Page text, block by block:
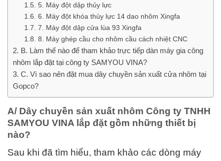
5. Máy đột dập thủy lực
6. Máy đột khóa thủy lực 14 dao nhôm Xingfa
7. Máy đột dập cửa lùa 93 Xingfa
8. Máy ghép cầu cho nhôm cầu cách nhiệt CNC
B. Làm thế nào để tham khảo trực tiếp dàn máy gia công
nhôm lắp đặt tại công ty SAMYOU VINA?
C. Vì sao nên đặt mua dây chuyền sản xuất cửa nhôm tại
Gopco?
A/ Dây chuyền sản xuất nhôm Công ty TNHH
SAMYOU VINA lắp đặt gồm những thiết bị
nào?
Sau khi đã tìm hiểu, tham khảo các dòng máy